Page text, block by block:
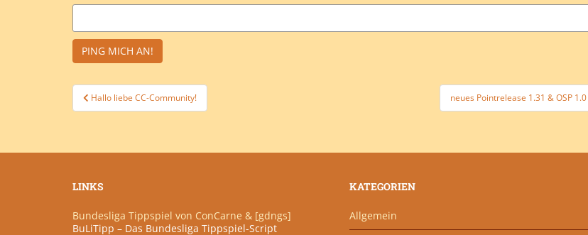
Beitragsnavigation
Hallo liebe CC-Community! neues Pointrelease 1.31 & OSP 1.0
LINKS
Bundesliga Tippspiel von ConCarne & [gdngs]
BuLiTipp – Das Bundesliga Tippspiel-Script
KATEGORIEN
Allgemein